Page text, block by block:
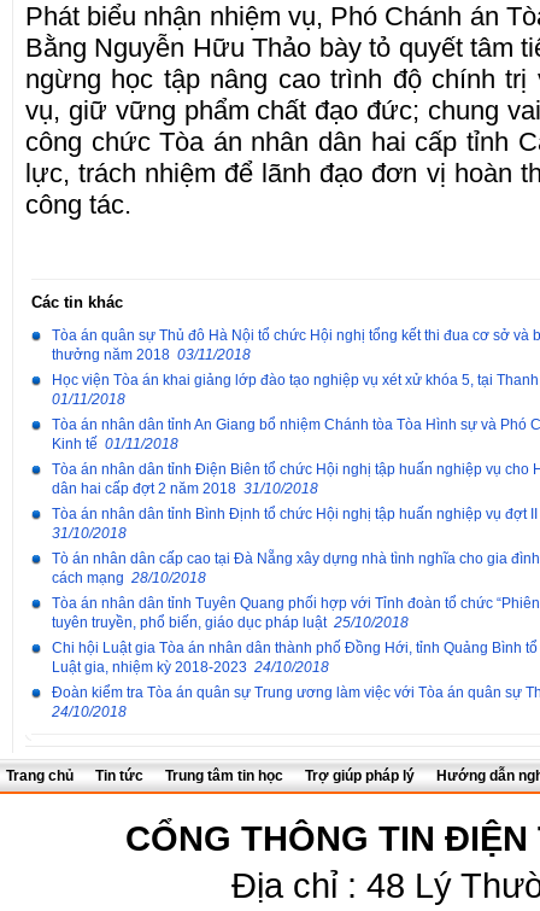
Phát biểu nhận nhiệm vụ, Phó Chánh án
Bằng Nguyễn Hữu Thảo bày tỏ quyết tâm
ngừng học tập nâng cao trình độ chính trị
vụ, giữ vững phẩm chất đạo đức; chung
công chức Tòa án nhân dân hai cấp tỉnh
lực, trách nhiệm để lãnh đạo đơn vị hoàn
công tác.
Các tin khác
Tòa án quân sự Thủ đô Hà Nội tổ chức Hội nghị tổng kết thi đua cơ sở và
thưởng năm 2018 03/11/2018
Học viện Tòa án khai giảng lớp đào tạo nghiệp vụ xét xử khóa 5, tại
01/11/2018
Tòa án nhân dân tỉnh An Giang bổ nhiệm Chánh tòa Tòa Hình sự và Phó
Kinh tế 01/11/2018
Tòa án nhân dân tỉnh Điện Biên tổ chức Hội nghị tập huấn nghiệp vụ cho
dân hai cấp đợt 2 năm 2018 31/10/2018
Tòa án nhân dân tỉnh Bình Định tổ chức Hội nghị tập huấn nghiệp vụ đợt
31/10/2018
Tò án nhân dân cấp cao tại Đà Nẵng xây dựng nhà tình nghĩa cho gia
cách mạng 28/10/2018
Tòa án nhân dân tỉnh Tuyên Quang phối hợp với Tỉnh đoàn tổ chức
tuyên truyền, phổ biến, giáo dục pháp luật 25/10/2018
Chi hội Luật gia Tòa án nhân dân thành phố Đồng Hới, tỉnh Quảng Bình
Luật gia, nhiệm kỳ 2018-2023 24/10/2018
Đoàn kiểm tra Tòa án quân sự Trung ương làm việc với Tòa án quân sự
24/10/2018
Trang chủ Tin tức Trung tâm tin học Trợ giúp pháp lý Hướng dẫn
CỔNG THÔNG TIN
Địa chỉ : 48 Lý